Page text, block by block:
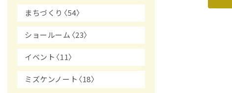
まちづくり〈54〉
ショールーム〈23〉
イベント〈11〉
ミズケンノート〈18〉